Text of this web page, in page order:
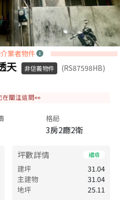
業者物件
天 非信義物件
(RS87598HB)
在關注這間👀
格局
3房2廳2衛
坪數詳情 細項
建坪
31.04
主建物
31.04
地坪
25.11